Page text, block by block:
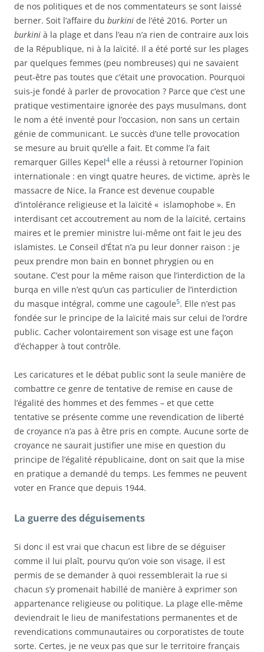
de nos politiques et de nos commentateurs se sont laissé
berner. Soit l’affaire du burkini de l’été 2016. Porter un
burkini à la plage et dans l’eau n’a rien de contraire aux lois
de la République, ni à la laïcité. Il a été porté sur les plages
par quelques femmes (peu nombreuses) qui ne savaient
peut-être pas toutes que c’était une provocation. Pourquoi
suis-je fondé à parler de provocation ? Parce que c’est une
pratique vestimentaire ignorée des pays musulmans, dont
le nom a été inventé pour l’occasion, non sans un certain
génie de communicant. Le succès d’une telle provocation
se mesure au bruit qu’elle a fait. Et comme l’a fait
remarquer Gilles Kepel4 elle a réussi à retourner l’opinion
internationale : en vingt quatre heures, de victime, après le
massacre de Nice, la France est devenue coupable
d’intolérance religieuse et la laïcité « islamophobe ». En
interdisant cet accoutrement au nom de la laïcité, certains
maires et le premier ministre lui-même ont fait le jeu des
islamistes. Le Conseil d’État n’a pu leur donner raison : je
peux prendre mon bain en bonnet phrygien ou en
soutane. C’est pour la même raison que l’interdiction de la
burqa en ville n’est qu’un cas particulier de l’interdiction
du masque intégral, comme une cagoule5. Elle n’est pas
fondée sur le principe de la laïcité mais sur celui de l’ordre
public. Cacher volontairement son visage est une façon
d’échapper à tout contrôle.
Les caricatures et le débat public sont la seule manière de
combattre ce genre de tentative de remise en cause de
l’égalité des hommes et des femmes – et que cette
tentative se présente comme une revendication de liberté
de croyance n’a pas à être pris en compte. Aucune sorte de
croyance ne saurait justifier une mise en question du
principe de l’égalité républicaine, dont on sait que la mise
en pratique a demandé du temps. Les femmes ne peuvent
voter en France que depuis 1944.
La guerre des déguisements
Si donc il est vrai que chacun est libre de se déguiser
comme il lui plaît, pourvu qu’on voie son visage, il est
permis de se demander à quoi ressemblerait la rue si
chacun s’y promenait habillé de manière à exprimer son
appartenance religieuse ou politique. La plage elle-même
deviendrait le lieu de manifestations permanentes et de
revendications communautaires ou corporatistes de toute
sorte. Certes, je ne veux pas que sur le territoire français